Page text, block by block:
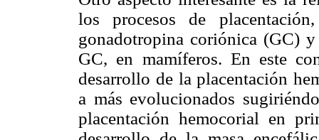
los procesos de
gonadotropina coriónica (GC)
GC, en mamíferos. En este
desarrollo de la placentación
a más evolucionados
placentación hemocorial en